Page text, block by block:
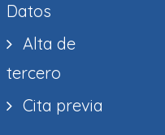
Datos
Alta de
tercero
Cita previa